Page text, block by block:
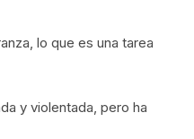
lo que es una tarea
y violentada, pero ha